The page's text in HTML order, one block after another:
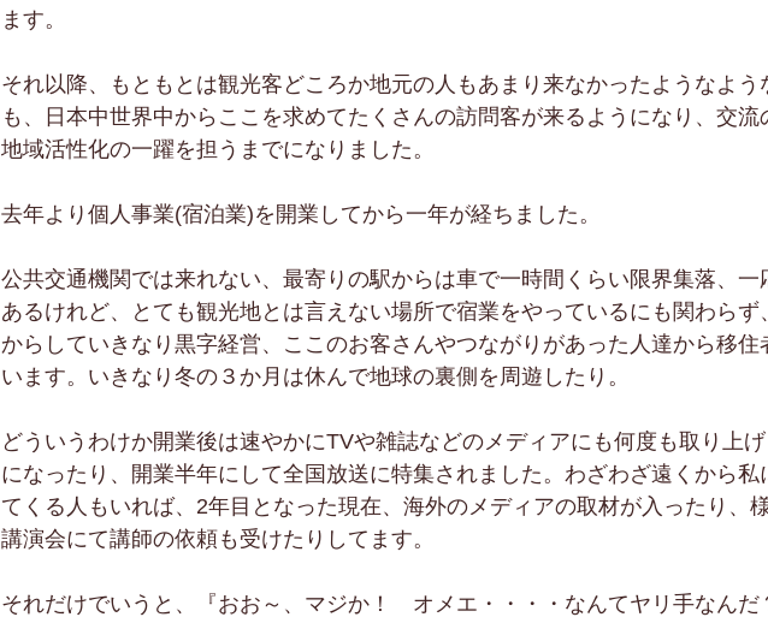
ます。
それ以降、もともとは観光客どころか地元の人もあまり来なかったようなよう
も、日本中世界中からここを求めてたくさんの訪問客が来るようになり、交流
地域活性化の一躍を担うまでになりました。
去年より個人事業(宿泊業)を開業してから一年が経ちました。
公共交通機関では来れない、最寄りの駅からは車で一時間くらい限界集落、一
あるけれど、とても観光地とは言えない場所で宿業をやっているにも関わらず
からしていきなり黒字経営、ここのお客さんやつながりがあった人達から移住
います。いきなり冬の３か月は休んで地球の裏側を周遊したり。
どういうわけか開業後は速やかにTVや雑誌などのメディアにも何度も取り上
になったり、開業半年にして全国放送に特集されました。わざわざ遠くから私
てくる人もいれば、2年目となった現在、海外のメディアの取材が入ったり、
講演会にて講師の依頼も受けたりしてます。
それだけでいうと、『おお～、マジか！　オメエ・・・・なんてヤリ手なんだ